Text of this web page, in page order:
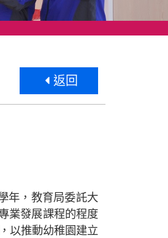
返回
年，教育局委託大
業發展課程的程度
以推動幼稚園建立